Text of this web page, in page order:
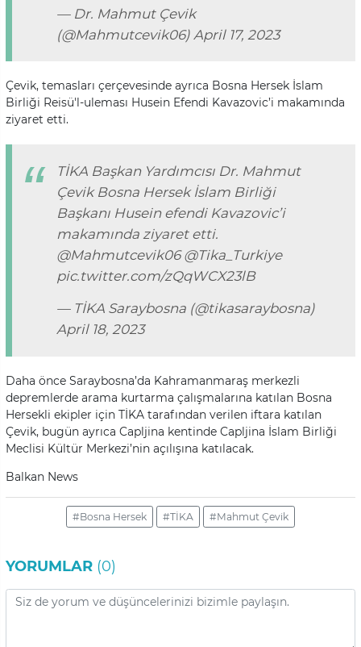
— Dr. Mahmut Çevik
(@Mahmutcevik06) April 17, 2023
Çevik, temasları çerçevesinde ayrıca Bosna Hersek İslam
Birliği Reisü'l-uleması Husein Efendi Kavazovic’i makamında
ziyaret etti.
TİKA Başkan Yardımcısı Dr. Mahmut
Çevik Bosna Hersek İslam Birliği
Başkanı Husein efendi Kavazovic’i
makamında ziyaret etti.
@Mahmutcevik06 @Tika_Turkiye
pic.twitter.com/zQqWCX23lB
— TİKA Saraybosna (@tikasaraybosna)
April 18, 2023
Daha önce Saraybosna’da Kahramanmaraş merkezli
depremlerde arama kurtarma çalışmalarına katılan Bosna
Hersekli ekipler için TİKA tarafından verilen iftara katılan
Çevik, bugün ayrıca Capljina kentinde Capljina İslam Birliği
Meclisi Kültür Merkezi’nin açılışına katılacak.
Balkan News
#Bosna Hersek #TİKA #Mahmut Çevik
YORUMLAR (0)